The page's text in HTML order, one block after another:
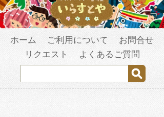
ホーム ご利用について
お問合せ
リクエスト
よくあるご質問